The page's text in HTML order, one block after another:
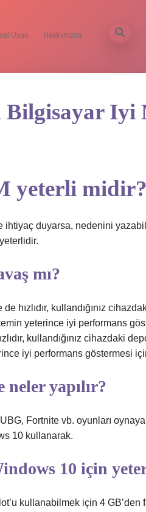
Uyarı Hakkımızda
Bilgisayar Iyi
yeterli midir?
ihtiyaç duyarsa, nedenini
mı?
hızlıdır, kullandığınız
yeterince iyi performans
kullandığınız cihazdaki
iyi performans göstermesi
yapılır?
Fortnite vb. oyunları
10 kullanarak.
10 için
kullanabilmek için 4